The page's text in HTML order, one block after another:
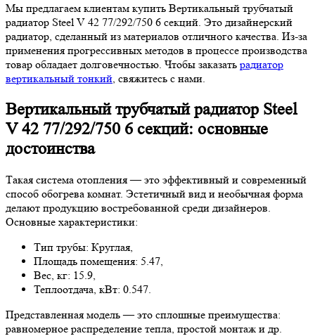
Мы предлагаем клиентам купить Вертикальный трубчатый
радиатор Steel V 42 77/292/750 6 секций. Это дизайнерский
радиатор, сделанный из материалов отличного качества. Из-за
применения прогрессивных методов в процессе производства
товар обладает долговечностью. Чтобы заказать радиатор
вертикальный тонкий , свяжитесь с нами.
Вертикальный трубчатый радиатор Steel
V 42 77/292/750 6 секций: основные
достоинства
Такая система отопления — это эффективный и современный
способ обогрева комнат. Эстетичный вид и необычная форма
делают продукцию востребованной среди дизайнеров.
Основные характеристики:
Тип трубы: Круглая,
Площадь помещения: 5.47,
Вес, кг: 15.9,
Теплоотдача, кВт: 0.547.
Представленная модель — это сплошные преимущества:
равномерное распределение тепла, простой монтаж и др.